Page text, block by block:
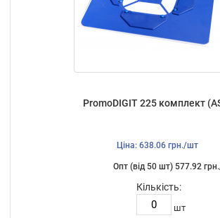
PromoDIGIT 225 комплект
Ціна: 638.06 грн./шт
Опт (від 50 шт) 577.92
Кількість:
шт